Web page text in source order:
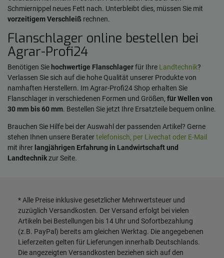
Schmiernippel neues Fett nach. Unterbleibt dies, müssen Sie mit
vorzeitigem Verschleiß rechnen.
Flanschlager online bestellen bei
Agrar-Profi24
Benötigen Sie hochwertige Flanschlagerfür Ihre Landtechnik?
Verlassen Sie sich auf die hohe Qualität unserer Produkte von
namhaften Herstellern. Im Agrar-Profi24 Shop erhalten Sie
Flanschlager in verschiedenen Formen und Größen, für Wellen von
30 mm bis 60 mm. Bestellen Sie jetzt Ihre Ersatzteile bequem online.
Brauchen Sie Hilfe bei der Auswahl der passenden Artikel? Gerne
stehen Ihnen unsere Beratertelefonisch, per Livechat oder E-Mail
mit ihrer langjährigen Erfahrung in Landwirtschaft und
Landtechnikzur Seite.
* Alle Preise inklusive gesetzlicher Mehrwertsteuer und
zuzüglich Versandkosten. Der Versand erfolgt bei vielen
Artikeln bei Bestellungen bis 14 Uhr und Sofortbezahlung
(z.B. PayPal) bereits am gleichen Werktag. Die angegebenen
Lieferzeiten gelten für Lieferungen innerhalb Deutschlands.
Die angezeigten Versandkosten beziehen sich auf den